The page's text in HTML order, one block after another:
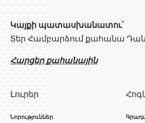
Կայքի պատասխանատու՝
Տեր Համբարձում քահանա
Հարցեր քահանային
Լուրեր
Նորություններ